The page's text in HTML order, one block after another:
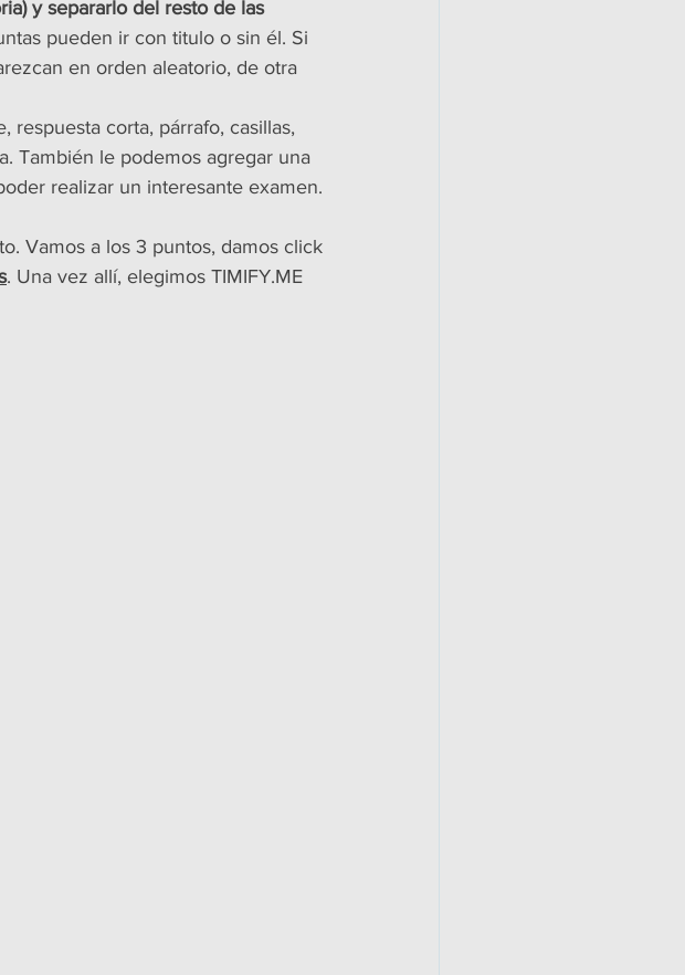
y separarlo del resto de las
pueden ir con titulo o sin él. Si
en orden aleatorio, de otra
respuesta corta, párrafo, casillas,
También le podemos agregar una
realizar un interesante examen.
Vamos a los 3 puntos, damos click
. Una vez allí, elegimos TIMIFY.ME